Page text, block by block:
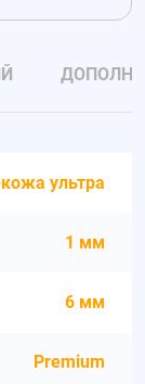
ультра
1 мм
6 мм
Premium